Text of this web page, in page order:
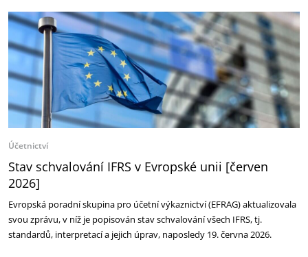
Účetnictví
Stav schvalování IFRS v Evropské unii [červen
2026]
Evropská poradní skupina pro účetní výkaznictví (EFRAG) aktualizovala
svou zprávu, v níž je popisován stav schvalování všech IFRS, tj.
standardů, interpretací a jejich úprav, naposledy 19. června 2026.